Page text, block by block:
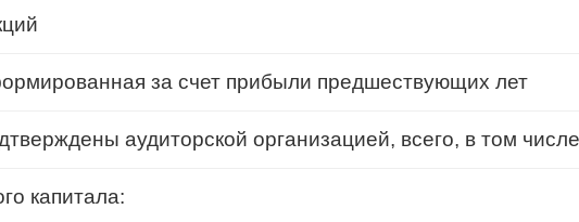
за счет прибыли предшествующих лет
аудиторской организацией, всего, в том
капитала: